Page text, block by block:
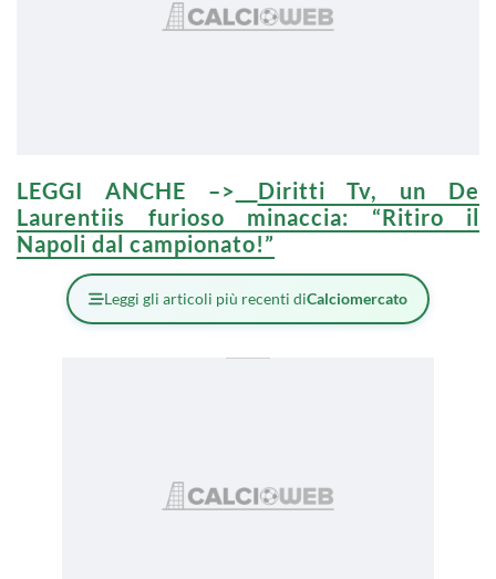
LEGGI ANCHE –>
Diritti Tv, un De
Laurentiis furioso minaccia: “Ritiro il
Napoli dal campionato!”
Leggi gli articoli più recenti diCalciomercato